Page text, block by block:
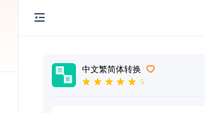
中文繁简体转换
5